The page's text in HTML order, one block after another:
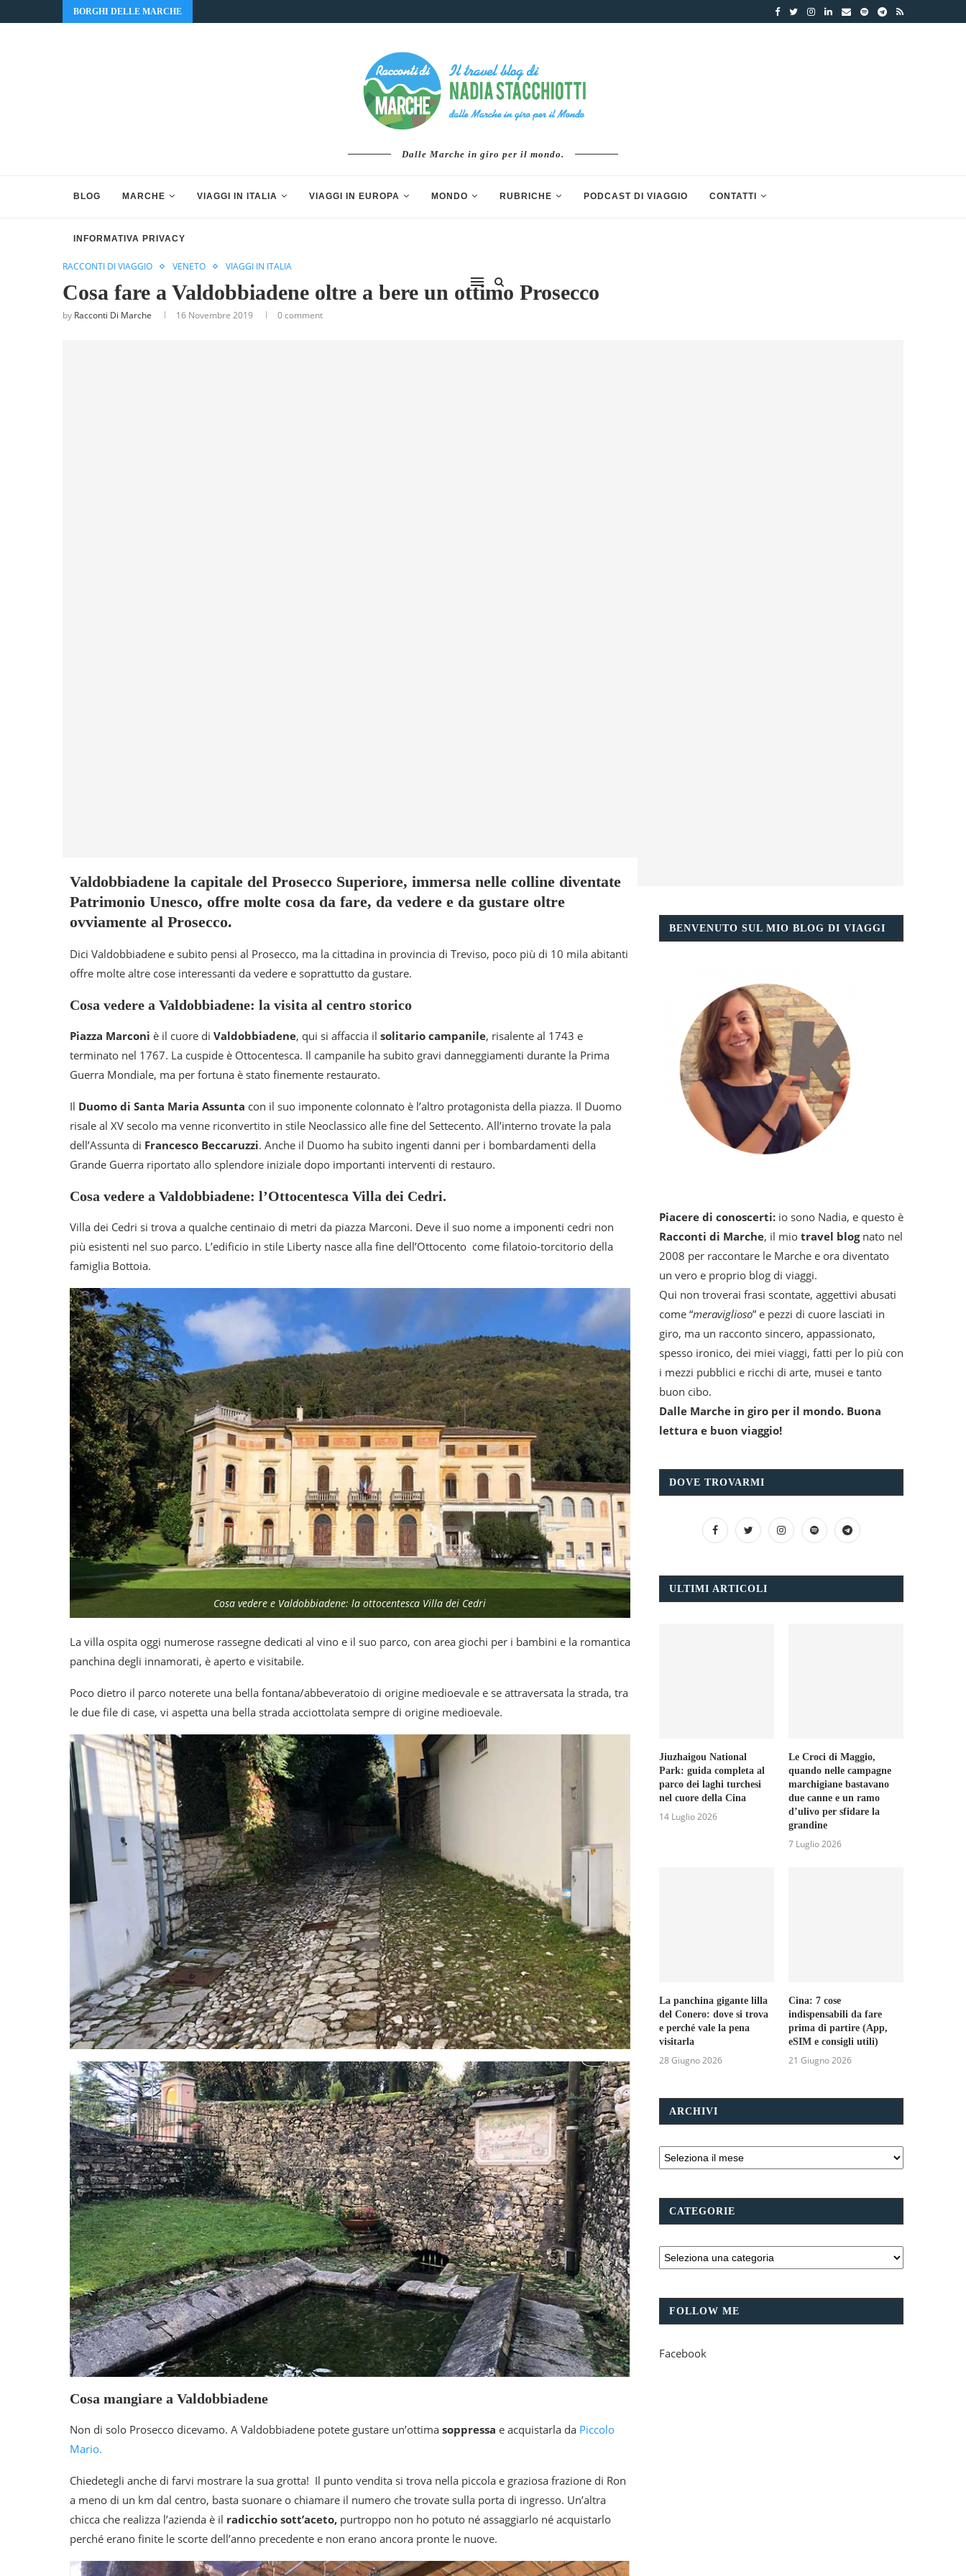
BORGHI DELLE MARCHE
Dalle Marche in giro per il mondo.
BLOG MARCHE VIAGGI IN ITALIA VIAGGI IN EUROPA MONDO RUBRICHE PODCAST DI VIAGGIO CONTATTI
INFORMATIVA PRIVACY
RACCONTI DI VIAGGIO VENETO VIAGGI IN ITALIA
Cosa fare a Valdobbiadene oltre a bere un ottimo Prosecco
by Racconti Di Marche 16 Novembre 2019 0 comment
Valdobbiadene la capitale del Prosecco Superiore, immersa nelle colline diventate
Patrimonio Unesco, offre molte cosa da fare, da vedere e da gustare oltre
ovviamente al Prosecco.
Dici Valdobbiadene e subito pensi al Prosecco, ma la cittadina in provincia di Treviso, poco più di 10 mila abitanti
offre molte altre cose interessanti da vedere e soprattutto da gustare.
Cosa vedere a Valdobbiadene: la visita al centro storico
Piazza Marconi è il cuore di Valdobbiadene, qui si affaccia il solitario campanile, risalente al 1743 e
terminato nel 1767. La cuspide è Ottocentesca. Il campanile ha subito gravi danneggiamenti durante la Prima
Guerra Mondiale, ma per fortuna è stato finemente restaurato.
Il Duomo di Santa Maria Assunta con il suo imponente colonnato è l’altro protagonista della piazza. Il Duomo
risale al XV secolo ma venne riconvertito in stile Neoclassico alle fine del Settecento. All’interno trovate la pala
dell’Assunta di Francesco Beccaruzzi. Anche il Duomo ha subito ingenti danni per i bombardamenti della
Grande Guerra riportato allo splendore iniziale dopo importanti interventi di restauro.
Cosa vedere a Valdobbiadene: l’Ottocentesca Villa dei Cedri.
Villa dei Cedri si trova a qualche centinaio di metri da piazza Marconi. Deve il suo nome a imponenti cedri non
più esistenti nel suo parco. L’edificio in stile Liberty nasce alla fine dell’Ottocento come filatoio-torcitorio della
famiglia Bottoia.
Cosa vedere e Valdobbiadene: la ottocentesca Villa dei Cedri
La villa ospita oggi numerose rassegne dedicati al vino e il suo parco, con area giochi per i bambini e la romantica
panchina degli innamorati, è aperto e visitabile.
Poco dietro il parco noterete una bella fontana/abbeveratoio di origine medioevale e se attraversata la strada, tra
le due file di case, vi aspetta una bella strada acciottolata sempre di origine medioevale.
Cosa mangiare a Valdobbiadene
Non di solo Prosecco dicevamo. A Valdobbiadene potete gustare un’ottima soppressa e acquistarla da Piccolo
Mario.
Chiedetegli anche di farvi mostrare la sua grotta! Il punto vendita si trova nella piccola e graziosa frazione di Ron
a meno di un km dal centro, basta suonare o chiamare il numero che trovate sulla porta di ingresso. Un’altra
chicca che realizza l’azienda è il radicchio sott’aceto, purtroppo non ho potuto né assaggiarlo né acquistarlo
perché erano finite le scorte dell’anno precedente e non erano ancora pronte le nuove.
BENVENUTO SUL MIO BLOG DI VIAGGI
Piacere di conoscerti: io sono Nadia, e questo è
Racconti di Marche, il mio travel blognato nel
2008 per raccontare le Marche e ora diventato
un vero e proprio blog di viaggi.
Qui non troverai frasi scontate, aggettivi abusati
come “meraviglioso” e pezzi di cuore lasciati in
giro, ma un racconto sincero, appassionato,
spesso ironico, dei miei viaggi, fatti per lo più con
i mezzi pubblici e ricchi di arte, musei e tanto
buon cibo.
Dalle Marche in giro per il mondo. Buona
lettura e buon viaggio!
DOVE TROVARMI
ULTIMI ARTICOLI
Jiuzhaigou National
Park: guida completa al
parco dei laghi turchesi
nel cuore della Cina
14 Luglio 2026
Le Croci di Maggio,
quando nelle campagne
marchigiane bastavano
due canne e un ramo
d’ulivo per sfidare la
grandine
7 Luglio 2026
La panchina gigante lilla
del Conero: dove si trova
e perché vale la pena
visitarla
28 Giugno 2026
Cina: 7 cose
indispensabili da fare
prima di partire (App,
eSIM e consigli utili)
21 Giugno 2026
ARCHIVI
CATEGORIE
FOLLOW ME
Facebook